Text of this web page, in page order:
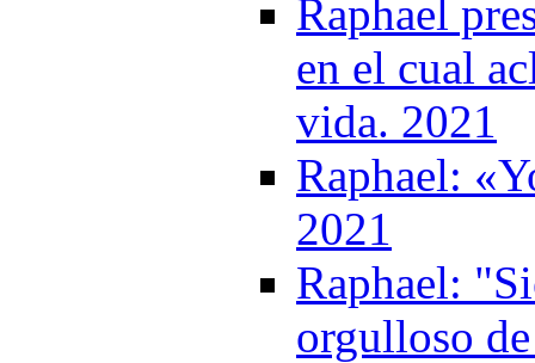
Raphael
en el cual
vida. 2021
Raphael:
2021
Raphael:
orgulloso